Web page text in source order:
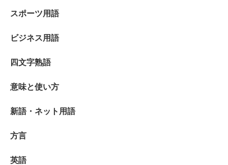
スポーツ用語
ビジネス用語
四文字熟語
意味と使い方
新語・ネット用語
方言
英語